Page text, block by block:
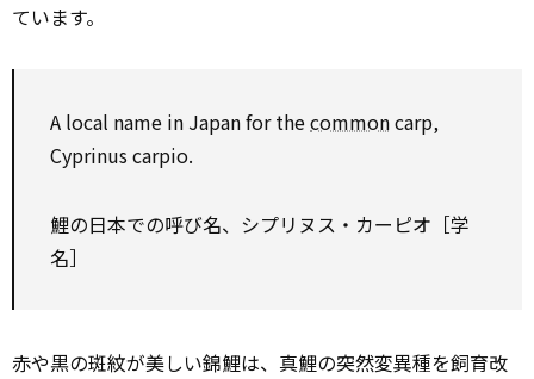
ています。
A local name in Japan for thecommoncarp,
Cyprinus carpio.
鯉の日本での呼び名、シプリヌス・カーピオ［学
名］
赤や黒の斑紋が美しい錦鯉は、真鯉の突然変異種を飼育改